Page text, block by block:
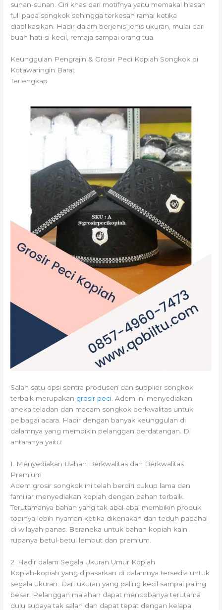
sunan-sunan. Ciri khas dari motifnya yaitu memakai hiasan
full pada songkok sehingga terkesan ramai ketika
diaplikasikan. Hadir dalam berjenis-jenis ukuran, mulai dari
buah hati-si kecil, remaja sampai orang tua.
Keunggulan Pengrajin & Grosir Peci Kopiah Songkok di
Kotawaringin Barat
Terlengkap
Salah satu opsi sentra produsen dan supplier songkok
terbaik merupakan grosir peci . Adem ini menyediakan
aneka teladan dan macam songkok berkwalitas untuk
pelbagai acara. Hadir dengan banyak keunggulan di
dalamnya yang membikin pelanggan berdatangan. Di
antaranya yaitu:
1. Menyediakan Bahan Berkwalitas dan Berkwalitas
Premium
Adem grosir songkok ini telah berdiri cukup lama dan
familiar menyediakan kopiah dengan bahan terbaik.
Terutamanya bahan yang tak abal-abal membikin produk
topinya lebih nyaman ketika dikenakan dan teduh padahal
di wilayah panas. Beraneka untuk bahan kopiah kain
rupanya betul-betul lembut dan premium.
2. Hadir dalam Segala Ukuran Umur Kopiah
Kopiah-kopiah yang dipasarkan di dalamnya tersedia untuk
segala ukuran. Dari ukuran yang paling kecil sampai paling
besar. Pelanggan malahan dapat mencobanya terutama
dulu supaya tak salah dan dapat tepat dengan kelapa